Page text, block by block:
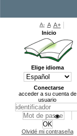
A- A A+
Inicio
Elige idioma
Conectarse
acceder a su cuenta de
usuario
Olvidé mi contraseña